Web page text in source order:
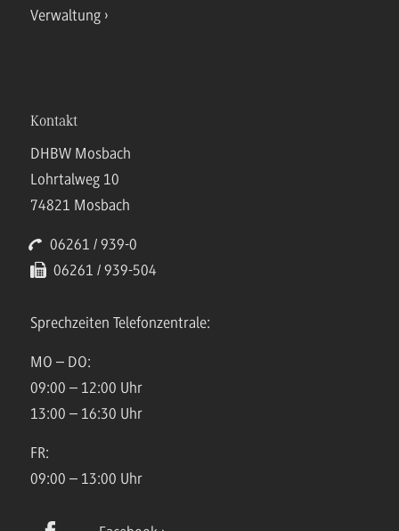
Verwaltung
Kontakt
DHBW Mosbach
Lohrtalweg 10
74821 Mosbach
06261 / 939-0
06261 / 939-504
Sprechzeiten Telefonzentrale:
MO – DO:
09:00 – 12:00 Uhr
13:00 – 16:30 Uhr
FR:
09:00 – 13:00 Uhr